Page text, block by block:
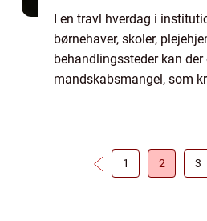
I en travl hverdag i
børnehaver, skoler,
behandlingssteder kan der
mandskabsmangel, som
1 2 3